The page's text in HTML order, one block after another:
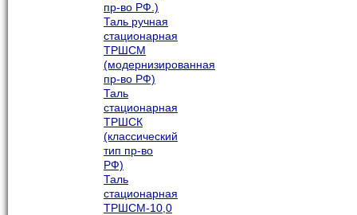
пр-во РФ.)
Таль ручная
стационарная
ТРШСМ
(модернизированная
пр-во РФ)
Таль
стационарная
ТРШСК
(классический
тип пр-во
РФ)
Таль
стационарная
ТРШСМ-10,0